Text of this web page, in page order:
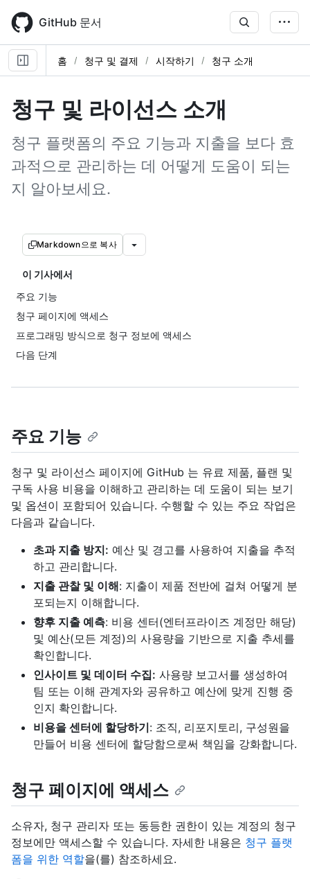
main
content
GitHub 문서
홈 청구 및 결제 시작하기 청구 소개
청구 및 라이선스 소개
청구 플랫폼의 주요 기능과 지출을 보다 효
과적으로 관리하는 데 어떻게 도움이 되는
지 알아보세요.
Markdown으로 복사
이 기사에서
주요 기능
청구 페이지에 액세스
프로그래밍 방식으로 청구 정보에 액세스
다음 단계
주요 기능
청구 및 라이선스 페이지에 GitHub 는 유료 제품, 플랜 및
구독 사용 비용을 이해하고 관리하는 데 도움이 되는 보기
및 옵션이 포함되어 있습니다. 수행할 수 있는 주요 작업은
다음과 같습니다.
초과 지출 방지: 예산 및 경고를 사용하여 지출을 추적
하고 관리합니다.
지출 관찰 및 이해: 지출이 제품 전반에 걸쳐 어떻게 분
포되는지 이해합니다.
향후 지출 예측: 비용 센터(엔터프라이즈 계정만 해당)
및 예산(모든 계정)의 사용량을 기반으로 지출 추세를
확인합니다.
인사이트 및 데이터 수집: 사용량 보고서를 생성하여
팀 또는 이해 관계자와 공유하고 예산에 맞게 진행 중
인지 확인합니다.
비용을 센터에 할당하기: 조직, 리포지토리, 구성원을
만들어 비용 센터에 할당함으로써 책임을 강화합니다.
청구 페이지에 액세스
소유자, 청구 관리자 또는 동등한 권한이 있는 계정의 청구
정보에만 액세스할 수 있습니다. 자세한 내용은 청구 플랫
폼을 위한 역할을(를) 참조하세요.